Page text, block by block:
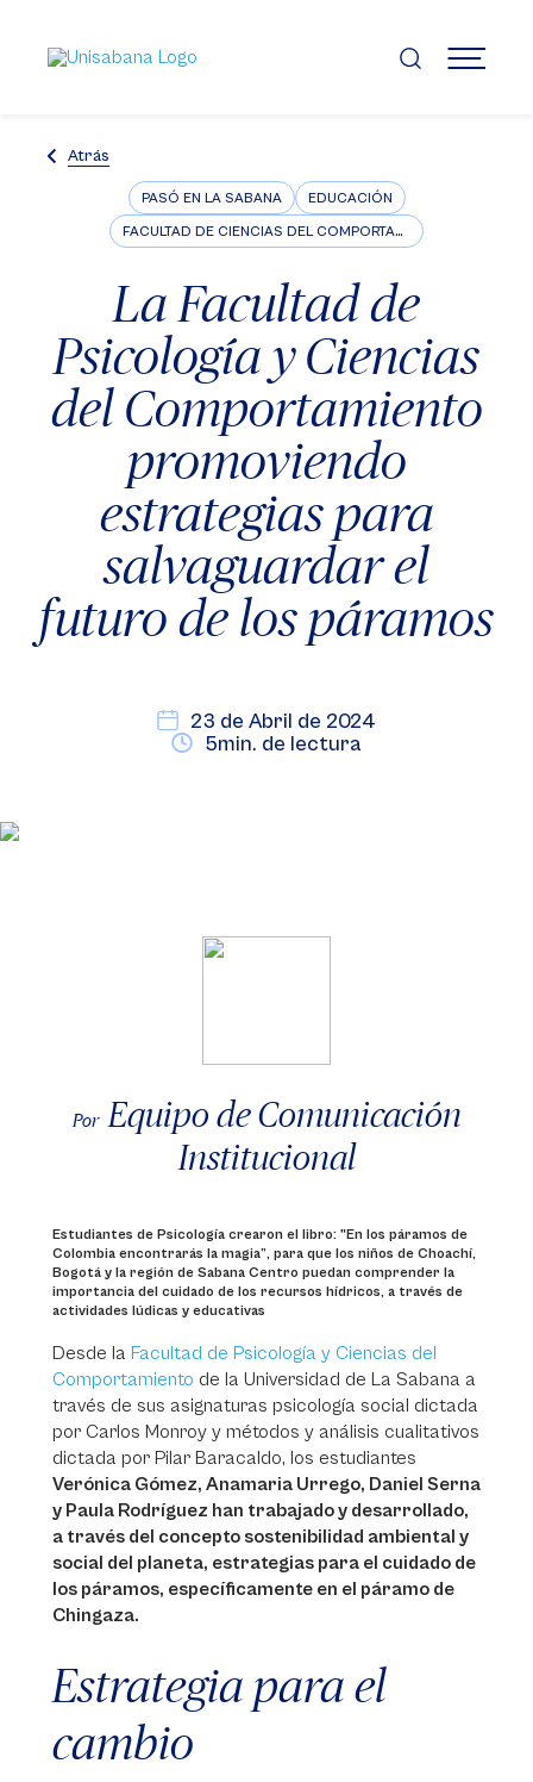
contenido
principal
MENÚ
Atrás
PASÓ EN LA SABANA EDUCACIÓN
FACULTAD DE CIENCIAS DEL COMPORTAMIENTO
La Facultad de
Psicología y Ciencias
del Comportamiento
promoviendo
estrategias para
salvaguardar el
futuro de los páramos
23 de Abril de 2024
5min. de lectura
Por Equipo de Comunicación
Institucional
Estudiantes de Psicología crearon el libro: "En los páramos de
Colombia encontrarás la magia”, para que los niños de Choachí,
Bogotá y la región de Sabana Centro puedan comprender la
importancia del cuidado de los recursos hídricos, a través de
actividades lúdicas y educativas
Desde la Facultad de Psicología y Ciencias del
Comportamiento de la Universidad de La Sabana a
través de sus asignaturas psicología social dictada
por Carlos Monroy y métodos y análisis cualitativos
dictada por Pilar Baracaldo, los estudiantes
Verónica Gómez, Anamaria Urrego, Daniel Serna
y Paula Rodríguez han trabajado y desarrollado,
a través del concepto sostenibilidad ambiental y
social del planeta, estrategias para el cuidado de
los páramos, específicamente en el páramo de
Chingaza.
Estrategia para el
cambio